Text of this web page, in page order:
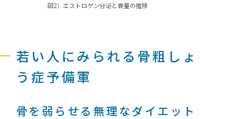
図2）エストロゲン分泌と骨量の推移
若い人にみられる骨粗しょ
う症予備軍
骨を弱らせる無理なダイエット